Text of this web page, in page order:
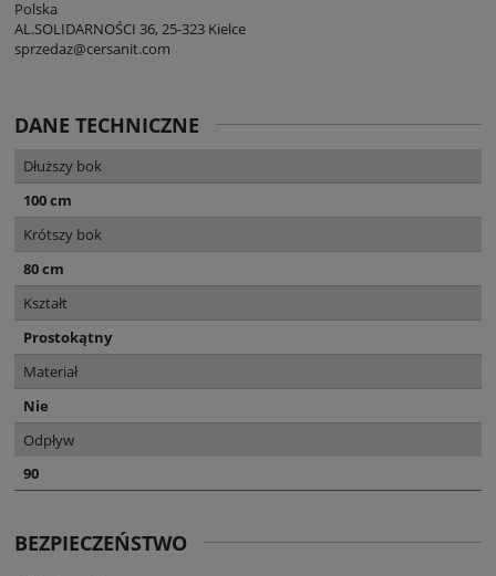
Polska
AL.SOLIDARNOŚCI 36, 25-323 Kielce
sprzedaz@cersanit.com
DANE TECHNICZNE
Dłuższy bok
100 cm
Krótszy bok
80 cm
Kształt
Prostokątny
Materiał
Nie
Odpływ
90
BEZPIECZEŃSTWO